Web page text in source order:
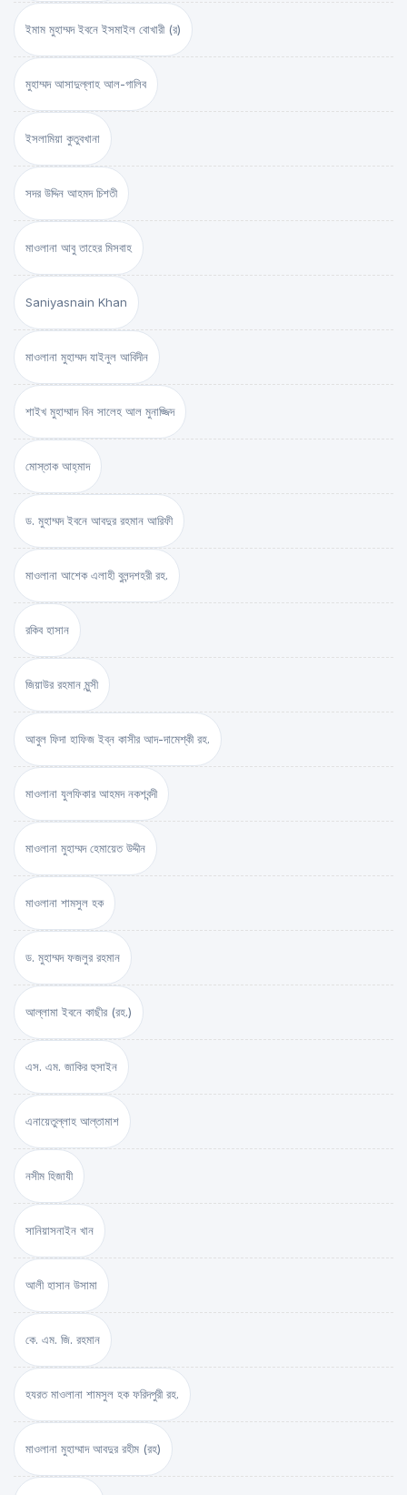
ইমাম মুহাম্মদ ইবনে ইসমাইল বোখারী (র)
মুহাম্মদ আসাদুল্লাহ আল-গালিব
ইসলামিয়া কুতুবখানা
সদর উদ্দিন আহমদ চিশতী
মাওলানা আবু তাহের মিসবাহ
Saniyasnain Khan
মাওলানা মুহাম্মদ যাইনুল আবিদীন
শাইখ মুহাম্মাদ বিন সালেহ আল মুনাজ্জিদ
মোস্তাক আহ্‌মাদ
ড. মুহাম্মদ ইবনে আবদুর রহমান আরিফী
মাওলানা আশেক এলাহী বুলন্দশহরী রহ.
রকিব হাসান
জিয়াউর রহমান মুন্সী
আবুল ফিদা হাফিজ ইব্‌ন কাসীর আদ-দামেশ্‌কী রহ.
মাওলানা যুলফিকার আহমদ নকশবন্দী
মাওলানা মুহাম্মদ হেমায়েত উদ্দীন
মাওলানা শামসুল হক
ড. মুহাম্মদ ফজলুর রহমান
আল্লামা ইবনে কাছীর (রহ.)
এস. এম. জাকির হুসাইন
এনায়েতুল্লাহ আল্‌তামাশ
নসীম হিজাযী
সানিয়াসনাইন খান
আলী হাসান উসামা
কে. এম. জি. রহমান
হযরত মাওলানা শামসুল হক ফরিদপুরী রহ.
মাওলানা মুহাম্মাদ আবদুর রহীম (রহ)